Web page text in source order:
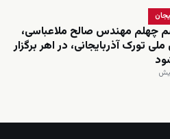
چهلم مهندس صالح ملاعباسی،
تورک آذربایجانی، در اهر برگزار